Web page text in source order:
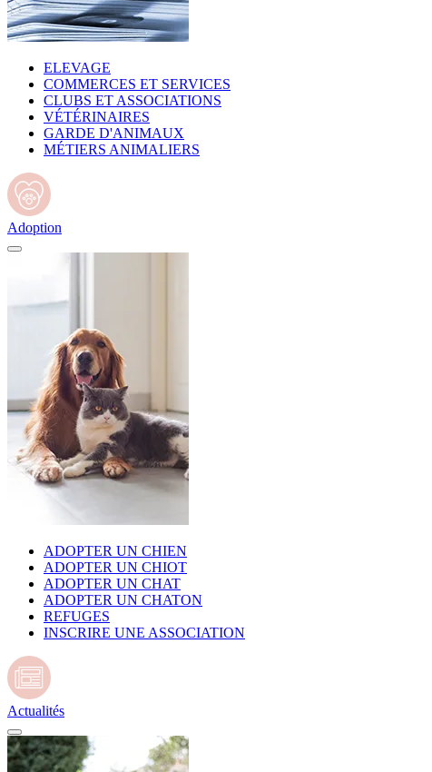
ELEVAGE
COMMERCES ET SERVICES
CLUBS ET ASSOCIATIONS
VÉTÉRINAIRES
GARDE D'ANIMAUX
MÉTIERS ANIMALIERS
Adoption
ADOPTER UN CHIEN
ADOPTER UN CHIOT
ADOPTER UN CHAT
ADOPTER UN CHATON
REFUGES
INSCRIRE UNE ASSOCIATION
Actualités